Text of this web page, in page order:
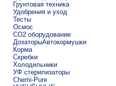
Грунтовая техника
Удобрения и уход
Тесты
Осмос
CO2 оборудование
ДозаторыАвтокормушки
Корма
Скребки
Холодильники
УФ стерилизаторы
Chemi-Pure